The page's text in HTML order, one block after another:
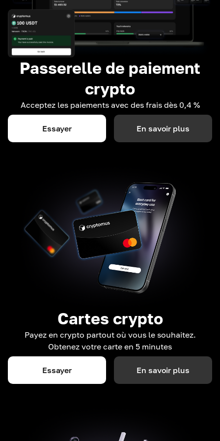
Passerelle de paiement
crypto
Acceptez les paiements avec des frais dès 0,4 %
Essayer En savoir plus
Cartes crypto
Payez en crypto partout où vous le souhaitez.
Obtenez votre carte en 5 minutes
Essayer En savoir plus